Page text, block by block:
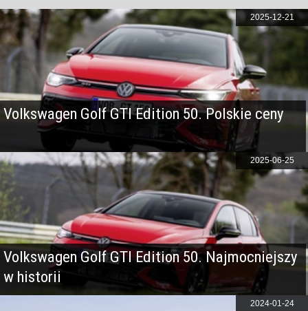
Volkswagen Golf GTI Edition 50. Polskie ceny
2025-12-21
Volkswagen Golf GTI Edition 50. Najmocniejszy
w historii
2025-06-25
2024-01-24